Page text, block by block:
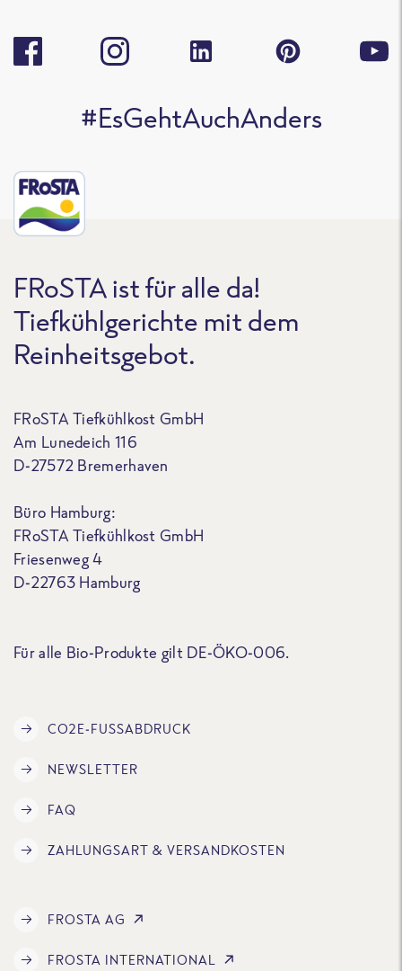
#EsGehtAuchAnders
FRoSTA ist für alle da!
Tiefkühlgerichte mit dem
Reinheitsgebot.
FRoSTA Tiefkühlkost GmbH
Am Lunedeich 116
D-27572 Bremerhaven
Büro Hamburg:
FRoSTA Tiefkühlkost GmbH
Friesenweg 4
D-22763 Hamburg
Für alle Bio-Produkte gilt DE-ÖKO-006.
CO2E-FUSSABDRUCK
NEWSLETTER
FAQ
ZAHLUNGSART & VERSANDKOSTEN
FROSTA AG
FROSTA INTERNATIONAL